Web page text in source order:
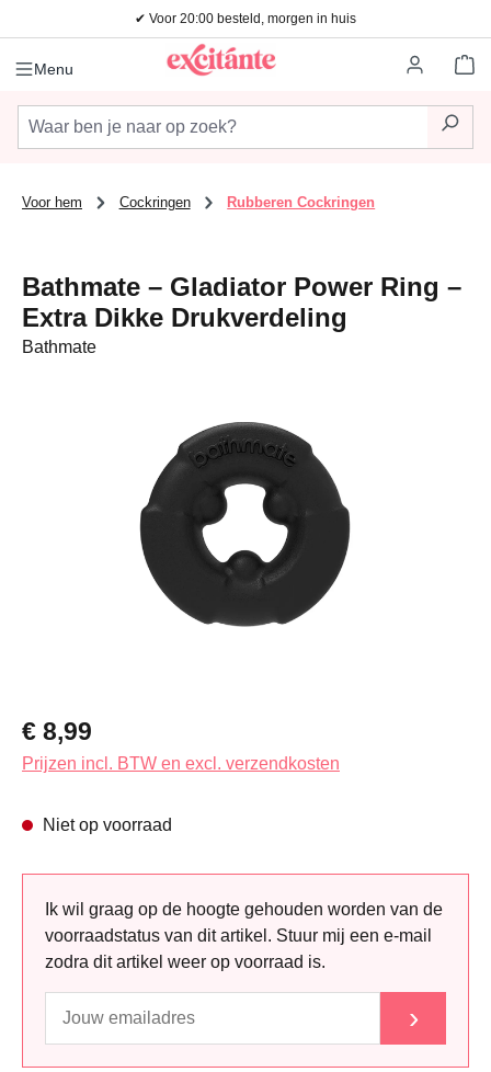
Ga naar de hoofdinhoud✔ Voor 20:00 besteld, morgen in huis
Menu
Voor hem Cockringen Rubberen Cockringen
Bathmate – Gladiator Power Ring –
Extra Dikke Drukverdeling
Bathmate
Normale prijs:
€ 8,99
Prijzen incl. BTW en excl. verzendkosten
Niet op voorraad
Ik wil graag op de hoogte gehouden worden van de
voorraadstatus van dit artikel. Stuur mij een e-mail
zodra dit artikel weer op voorraad is.
›